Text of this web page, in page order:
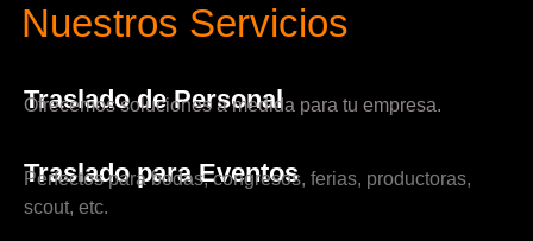
Nuestros Servicios
Traslado de Personal
Ofrecemos soluciones a medida para tu empresa.
Traslado para Eventos
Perfectos para bodas, congresos, ferias, productoras,
scout, etc.